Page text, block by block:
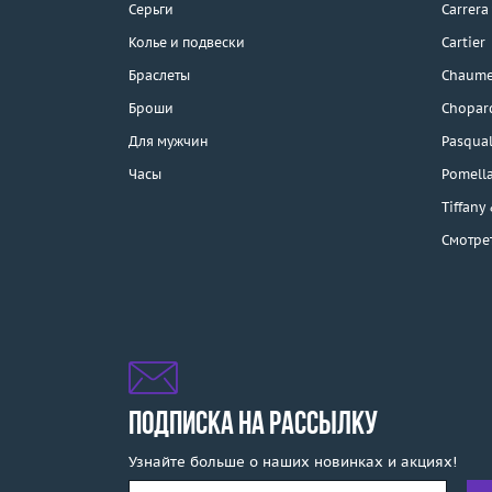
Бесплатная доставка
Покупка и оплата
Серьги
Колье и подвески
Браслеты
Броши
Для мужчин
Часы
Carrera
Cartier
Tiffany
ПОДПИСКА НА РАССЫЛКУ
Узнайте больше о наших новинках и акциях!